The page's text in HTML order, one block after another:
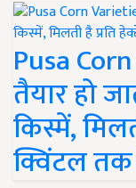
Pusa
तैयार हो
किस्में,
क्विंटल तक